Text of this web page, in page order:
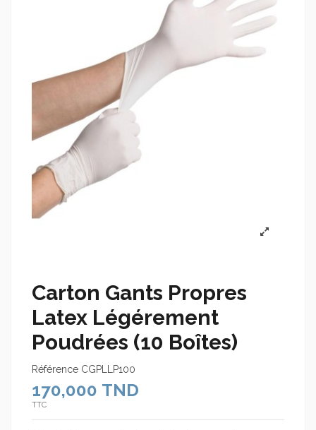
Carton Gants Propres
Latex Légérement
Poudrées (10 Boîtes)
Référence CGPLLP100
170,000 TND
TTC